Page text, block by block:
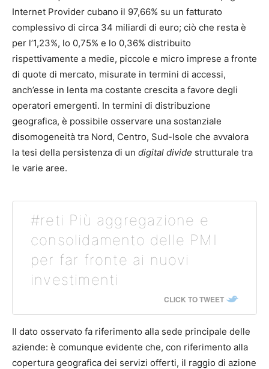
Internet Provider cubano il 97,66% su un fatturato
complessivo di circa 34 miliardi di euro; ciò che resta è
per l’1,23%, lo 0,75% e lo 0,36% distribuito
rispettivamente a medie, piccole e micro imprese a fronte
di quote di mercato, misurate in termini di accessi,
anch’esse in lenta ma costante crescita a favore degli
operatori emergenti. In termini di distribuzione
geografica, è possibile osservare una sostanziale
disomogeneità tra Nord, Centro, Sud-Isole che avvalora
la tesi della persistenza di un digital divide strutturale tra
le varie aree.
#reti Più aggregazione e
consolidamento delle PMI
per far fronte ai nuovi
investimenti
CLICK TO TWEET
Il dato osservato fa riferimento alla sede principale delle
aziende: è comunque evidente che, con riferimento alla
copertura geografica dei servizi offerti, il raggio di azione